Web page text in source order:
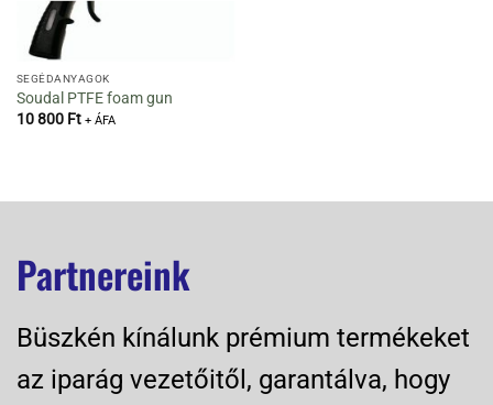
SEGÉDANYAGOK
Soudal PTFE foam gun
10 800 Ft + ÁFA
Partnereink
Büszkén kínálunk prémium termékeket
az iparág vezetőitől, garantálva, hogy